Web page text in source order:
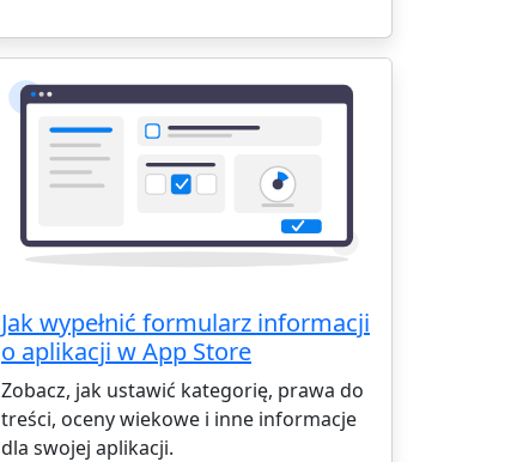
Jak wypełnić formularz informacji
o aplikacji w App Store
Zobacz, jak ustawić kategorię, prawa do
treści, oceny wiekowe i inne informacje
dla swojej aplikacji.